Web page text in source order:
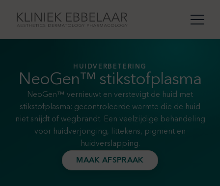
HUIDVERBETERING
NeoGen™ stikstofplasma
NeoGen™ vernieuwt en verstevigt de huid met
stikstofplasma: gecontroleerde warmte die de huid
niet snijdt of wegbrandt. Een veelzijdige behandeling
voor huidverjonging, littekens, pigment en
huidverslapping.
MAAK AFSPRAAK